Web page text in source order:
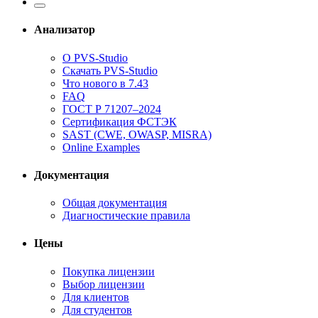
Анализатор
О PVS-Studio
Скачать PVS-Studio
Что нового в 7.43
FAQ
ГОСТ Р 71207–2024
Сертификация ФСТЭК
SAST (CWE, OWASP, MISRA)
Online Examples
Документация
Общая документация
Диагностические правила
Цены
Покупка лицензии
Выбор лицензии
Для клиентов
Для студентов